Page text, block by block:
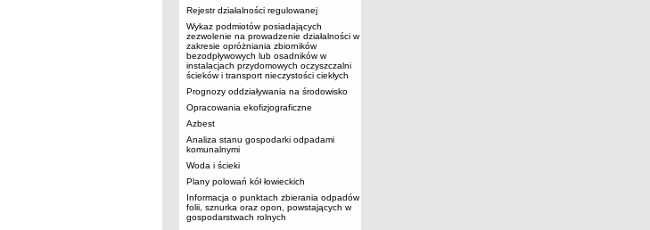
Rejestr działalności regulowanej
Wykaz podmiotów posiadających
zezwolenie na prowadzenie działalności w
zakresie opróżniania zbiorników
bezodpływowych lub osadników w
instalacjach przydomowych oczyszczalni
ścieków i transport nieczystości ciekłych
Prognozy oddziaływania na środowisko
Opracowania ekofizjograficzne
Azbest
Analiza stanu gospodarki odpadami
komunalnymi
Woda i ścieki
Plany polowań kół łowieckich
Informacja o punktach zbierania odpadów
folii, sznurka oraz opon, powstających w
gospodarstwach rolnych